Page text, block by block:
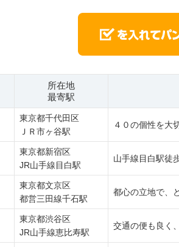
所在地
最寄駅
東京都千代田区
ＪＲ市ヶ谷駅
４０の個性を大
東京都新宿区
JR山手線目白駅
山手線目白駅徒
東京都文京区
都営三田線千石駅
都心の立地で、
東京都渋谷区
JR山手線恵比寿駅
交通の便も良く